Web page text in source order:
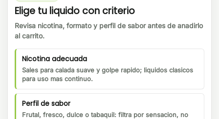
Elige tu liquido con criterio
Revisa nicotina, formato y perfil de sabor antes de anadirlo
al carrito.
Nicotina adecuada
Sales para calada suave y golpe rapido; liquidos clasicos
para uso mas continuo.
Perfil de sabor
Frutal, fresco, dulce o tabaquil: filtra por sensacion, no